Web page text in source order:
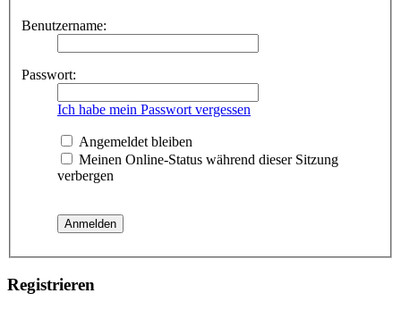
Benutzername:
Passwort:
Ich habe mein Passwort vergessen
Angemeldet bleiben
Meinen Online-Status während dieser Sitzung
verbergen
Registrieren